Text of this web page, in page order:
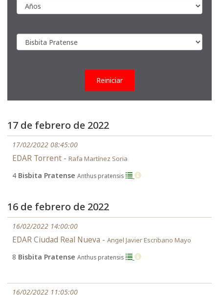
Reiniciar
17 de febrero de 2022
17/02/2022 08:45:00
EDAR Torrent - Rafa Martínez Soria
4 Bisbita Pratense Anthus pratensis
16 de febrero de 2022
16/02/2022 14:00:00
EDAR Ciudad Real Nueva - Angel Javier Escribano Mayo
8 Bisbita Pratense Anthus pratensis
16/02/2022 11:05:00